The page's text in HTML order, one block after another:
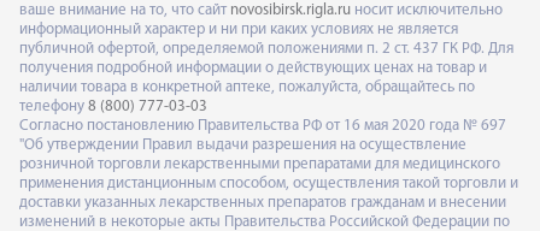
ваше внимание на то, что сайт novosibirsk.rigla.ru носит исключительно
информационный характер и ни при каких условиях не является
публичной офертой, определяемой положениями п. 2 ст. 437 ГК РФ. Для
получения подробной информации о действующих ценах на товар и
наличии товара в конкретной аптеке, пожалуйста, обращайтесь по
телефону 8 (800) 777-03-03
Согласно постановлению Правительства РФ от 16 мая 2020 года № 697
"Об утверждении Правил выдачи разрешения на осуществление
розничной торговли лекарственными препаратами для медицинского
применения дистанционным способом, осуществления такой торговли и
доставки указанных лекарственных препаратов гражданам и внесении
изменений в некоторые акты Правительства Российской Федерации по